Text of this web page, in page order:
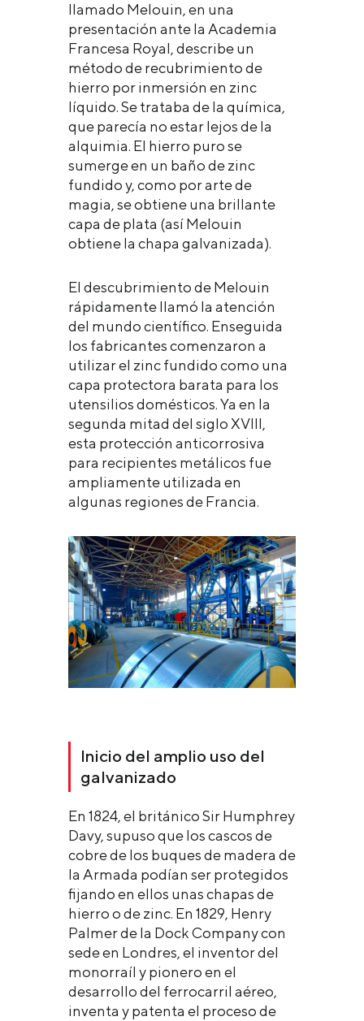
llamado Melouin, en una
presentación ante la Academia
Francesa Royal, describe un
método de recubrimiento de
hierro por inmersión en zinc
líquido. Se trataba de la química,
que parecía no estar lejos de la
alquimia. El hierro puro se
sumerge en un baño de zinc
fundido y, como por arte de
magia, se obtiene una brillante
capa de plata (así Melouin
obtiene la chapa galvanizada).
El descubrimiento de Melouin
rápidamente llamó la atención
del mundo científico. Enseguida
los fabricantes comenzaron a
utilizar el zinc fundido como una
capa protectora barata para los
utensilios domésticos. Ya en la
segunda mitad del siglo XVIII,
esta protección anticorrosiva
para recipientes metálicos fue
ampliamente utilizada en
algunas regiones de Francia.
Inicio del amplio uso del
galvanizado
En 1824, el británico Sir Humphrey
Davy, supuso que los cascos de
cobre de los buques de madera de
la Armada podían ser protegidos
fijando en ellos unas chapas de
hierro o de zinc. En 1829, Henry
Palmer de la Dock Company con
sede en Londres, el inventor del
monorraíl y pionero en el
desarrollo del ferrocarril aéreo,
inventa y patenta el proceso de